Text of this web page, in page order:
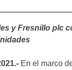
y Fresnillo plc
En el marco